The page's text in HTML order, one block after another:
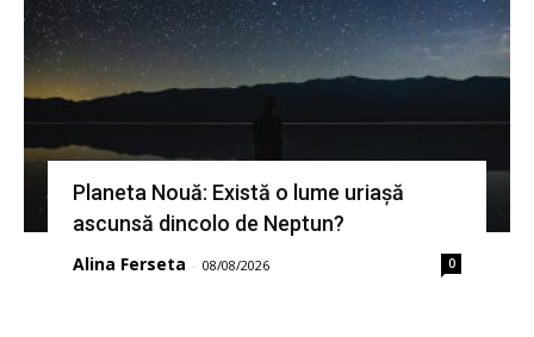
Planeta Nouă: Există o lume uriașă
ascunsă dincolo de Neptun?
Alina Ferseta - 08/08/2026 0